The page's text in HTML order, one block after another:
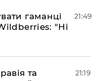
гаманці
"Ні
21:49
та
21:19